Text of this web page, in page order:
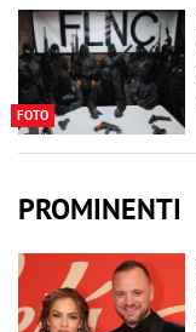
FOTO
PROMINENTI